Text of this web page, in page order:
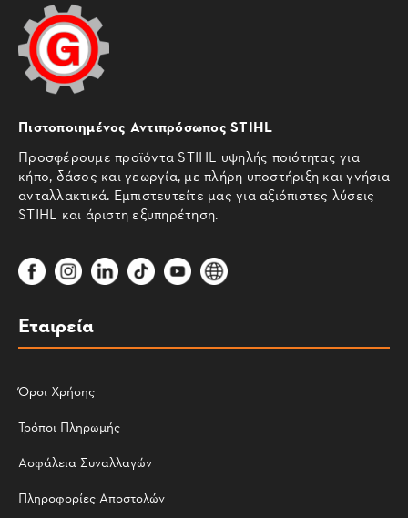
Πιστοποιημένος Αντιπρόσωπος STIHL
Προσφέρουμε προϊόντα STIHL υψηλής ποιότητας για
κήπο, δάσος και γεωργία, με πλήρη υποστήριξη και γνήσια
ανταλλακτικά. Εμπιστευτείτε μας για αξιόπιστες λύσεις
STIHL και άριστη εξυπηρέτηση.
Εταιρεία
Όροι Χρήσης
Τρόποι Πληρωμής
Ασφάλεια Συναλλαγών
Πληροφορίες Αποστολών